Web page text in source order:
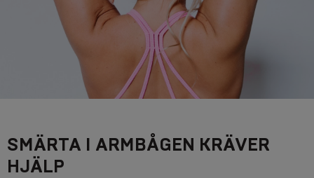
SMÄRTA I ARMBÅGEN KRÄVER
HJÄLP